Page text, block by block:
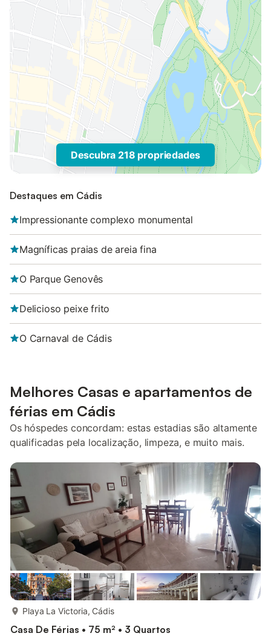
Descubra 218 propriedades
Destaques em Cádis
Impressionante complexo monumental
Magníficas praias de areia fina
O Parque Genovês
Delicioso peixe frito
O Carnaval de Cádis
Melhores Casas e apartamentos de
férias em Cádis
Os hóspedes concordam: estas estadias são altamente
qualificadas pela localização, limpeza, e muito mais.
Playa La Victoria, Cádis
Casa De Férias • 75 m² • 3 Quartos